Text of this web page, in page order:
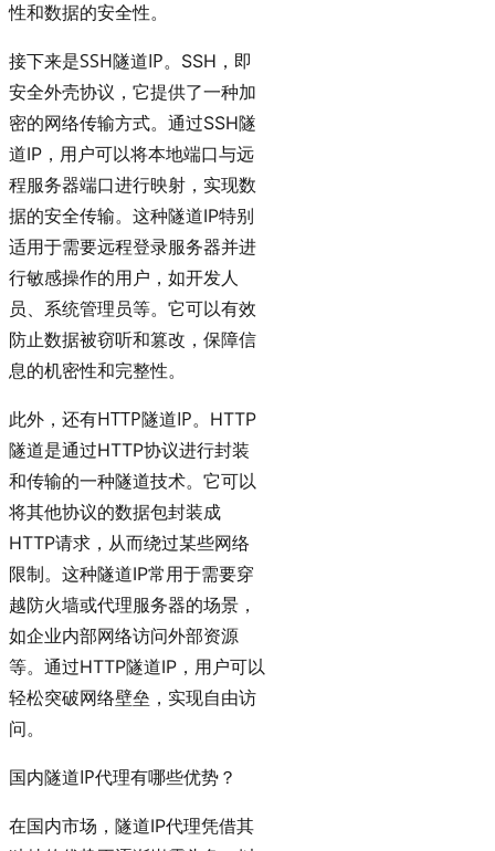
性和数据的安全性。
接下来是SSH隧道IP。SSH，即
安全外壳协议，它提供了一种加
密的网络传输方式。通过SSH隧
道IP，用户可以将本地端口与远
程服务器端口进行映射，实现数
据的安全传输。这种隧道IP特别
适用于需要远程登录服务器并进
行敏感操作的用户，如开发人
员、系统管理员等。它可以有效
防止数据被窃听和篡改，保障信
息的机密性和完整性。
此外，还有HTTP隧道IP。HTTP
隧道是通过HTTP协议进行封装
和传输的一种隧道技术。它可以
将其他协议的数据包封装成
HTTP请求，从而绕过某些网络
限制。这种隧道IP常用于需要穿
越防火墙或代理服务器的场景，
如企业内部网络访问外部资源
等。通过HTTP隧道IP，用户可以
轻松突破网络壁垒，实现自由访
问。
国内隧道IP代理有哪些优势？
在国内市场，隧道IP代理凭借其